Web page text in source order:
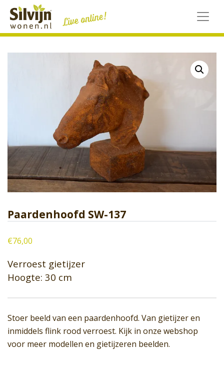
Skip
content
Paardenhoofd SW-137
€76,00
Verroest gietijzer
Hoogte: 30 cm
Stoer beeld van een paardenhoofd. Van gietijzer en
inmiddels flink rood verroest. Kijk in onze webshop
voor meer modellen en gietijzeren beelden.